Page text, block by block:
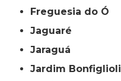
Freguesia do Ó
Jaguaré
Jaraguá
Jardim Bonfiglioli